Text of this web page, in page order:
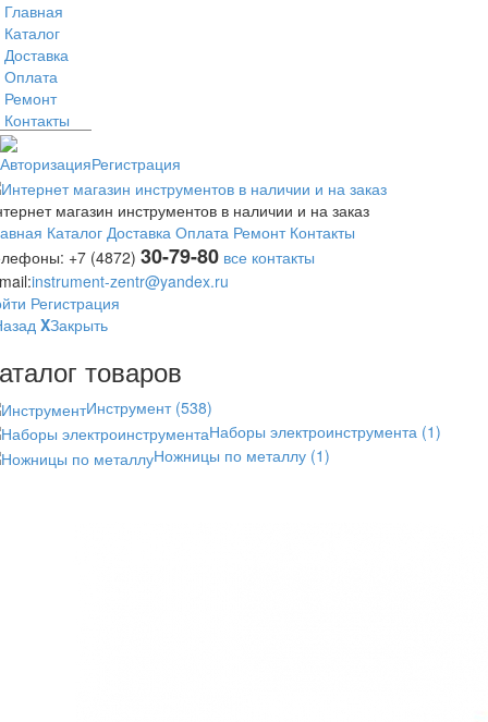
Главная
Каталог
Доставка
Оплата
Ремонт
Контакты
АвторизацияРегистрация
магазин инструментов в наличии и на заказ
Каталог Доставка Оплата Ремонт Контакты
+7 (4872) 30-79-80 все контакты
instrument-zentr@yandex.ru
Регистрация
XЗакрыть
товаров
Инструмент (538)
Наборы электроинструмента (1)
Ножницы по металлу (1)